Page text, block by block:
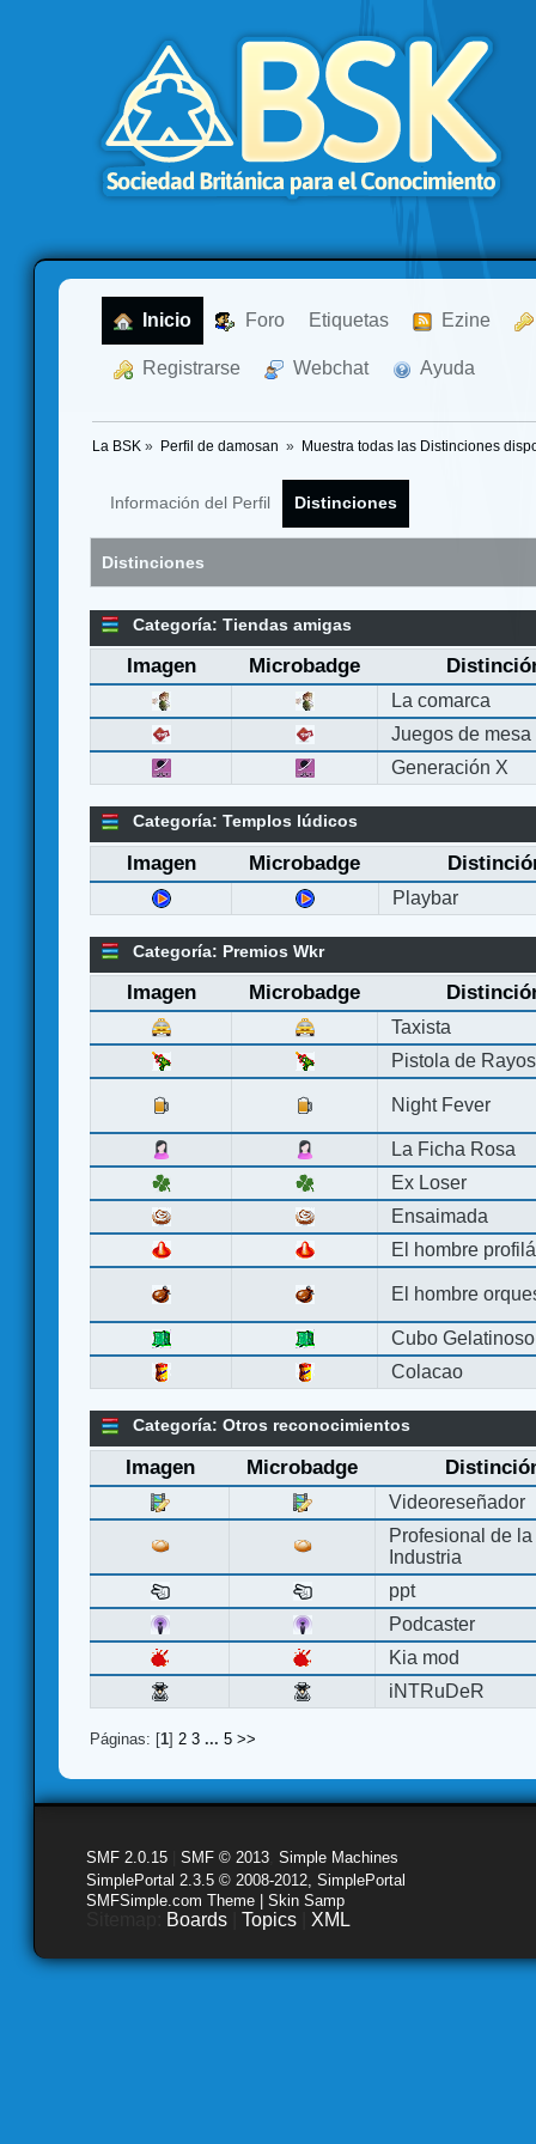
Inicio Foro Etiquetas Ezine
Registrarse Webchat Ayuda
La BSK » Perfil de damosan » Muestra todas las Distinciones
Información del Perfil Distinciones
Distinciones
Categoría: Tiendas amigas
Imagen Microbadge
La comarca
Juegos de mesa
Generación X
Categoría: Templos lúdicos
Imagen Microbadge
Playbar
Categoría: Premios Wkr
Imagen Microbadge
Taxista
Pistola de Rayos
Night Fever
La Ficha Rosa
Ex Loser
Ensaimada
El hombre
El hombre
Cubo Gelatinoso
Colacao
Categoría: Otros reconocimientos
Imagen Microbadge
Videoreseñador
Profesional de la
Industria
ppt
Podcaster
Kia mod
iNTRuDeR
Páginas: [1] 2 3 ... 5 >>
SMF 2.0.15 SMF © 2013 Simple Machines
SimplePortal 2.3.5 © 2008-2012, SimplePortal
SMFSimple.com Theme | Skin Samp
Boards Topics XML